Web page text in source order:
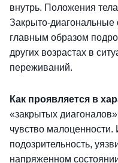
внутрь. Положения
Закрыто-
главным образом
других возрастах в
переживаний.
Как проявляется в
«закрытых
чувство
подозрительность,
напряженном